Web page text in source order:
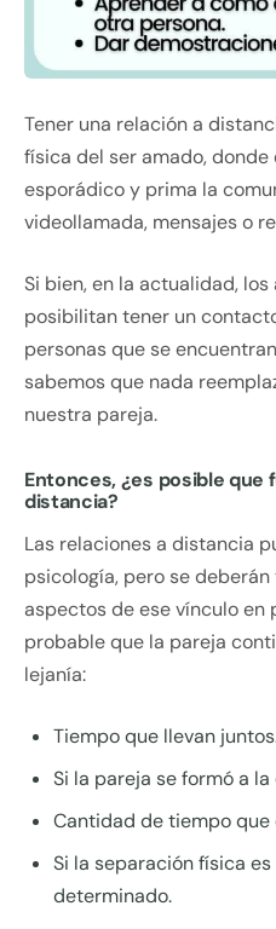
Tener una relación a
física del ser amado,
esporádico y prima la
videollamada, mensajes o
Si bien, en la actualidad,
posibilitan tener un
personas que se
sabemos que nada
nuestra pareja.
Entonces, ¿es posible que
distancia?
Las relaciones a distancia
psicología, pero se
aspectos de ese vínculo
probable que la pareja
lejanía:
Tiempo que llevan
Si la pareja se formó a
Cantidad de tiempo que
Si la separación física
determinado.